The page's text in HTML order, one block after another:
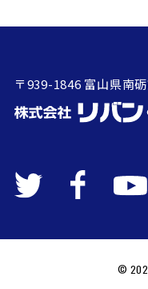
〒939-1846 富山県南
©